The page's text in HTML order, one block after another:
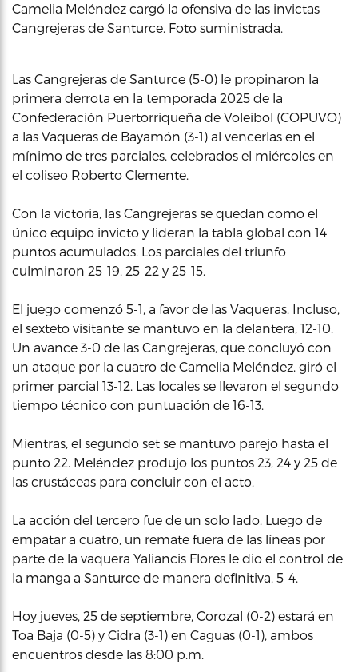
Camelia Meléndez cargó la ofensiva de las invictas
Cangrejeras de Santurce. Foto suministrada.
Las Cangrejeras de Santurce (5-0) le propinaron la
primera derrota en la temporada 2025 de la
Confederación Puertorriqueña de Voleibol (COPUVO)
a las Vaqueras de Bayamón (3-1) al vencerlas en el
mínimo de tres parciales, celebrados el miércoles en
el coliseo Roberto Clemente.
Con la victoria, las Cangrejeras se quedan como el
único equipo invicto y lideran la tabla global con 14
puntos acumulados. Los parciales del triunfo
culminaron 25-19, 25-22 y 25-15.
El juego comenzó 5-1, a favor de las Vaqueras. Incluso,
el sexteto visitante se mantuvo en la delantera, 12-10.
Un avance 3-0 de las Cangrejeras, que concluyó con
un ataque por la cuatro de Camelia Meléndez, giró el
primer parcial 13-12. Las locales se llevaron el segundo
tiempo técnico con puntuación de 16-13.
Mientras, el segundo set se mantuvo parejo hasta el
punto 22. Meléndez produjo los puntos 23, 24 y 25 de
las crustáceas para concluir con el acto.
La acción del tercero fue de un solo lado. Luego de
empatar a cuatro, un remate fuera de las líneas por
parte de la vaquera Yaliancis Flores le dio el control de
la manga a Santurce de manera definitiva, 5-4.
Hoy jueves, 25 de septiembre, Corozal (0-2) estará en
Toa Baja (0-5) y Cidra (3-1) en Caguas (0-1), ambos
encuentros desde las 8:00 p.m.